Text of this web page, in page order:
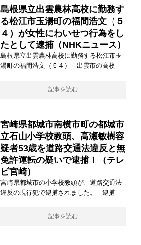
島根県立出雲農林高校に勤務す
る松江市玉湯町の福間浩文（５
４）が女性にわいせつ行為をし
たとして逮捕（NHKニュース）
島根県立出雲農林高校に勤務する松江市玉
湯町の福間浩文（５４） 出雲市の高校
記事を読む
宮崎県都城市南横市町の都城市
立石山小学校教頭、高瀬敏樹容
疑者53歳を道路交通法違反と無
免許運転の疑いで逮捕！（テレ
ビ宮崎）
宮崎県都城市の小学校教頭が、道路交通法
違反の現行犯で逮捕されました。 逮捕
記事を読む